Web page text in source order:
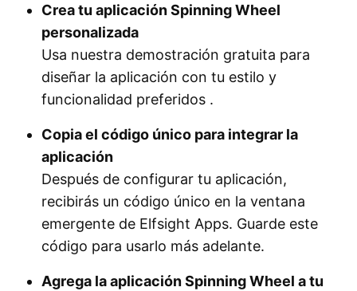
Crea tu aplicación Spinning Wheel
personalizada
Usa nuestra demostración gratuita para
diseñar la aplicación con tu estilo y
funcionalidad preferidos .
Copia el código único para integrar la
aplicación
Después de configurar tu aplicación,
recibirás un código único en la ventana
emergente de Elfsight Apps. Guarde este
código para usarlo más adelante.
Agrega la aplicación Spinning Wheel a tu